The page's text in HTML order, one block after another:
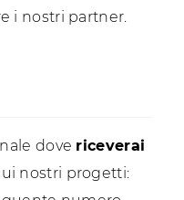
i nostri partner.
dove riceverai
nostri progetti: